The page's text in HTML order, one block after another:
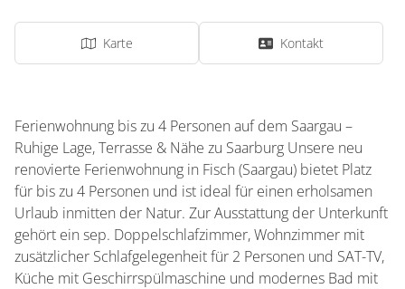
Karte Kontakt
Ferienwohnung bis zu 4 Personen auf dem Saargau –
Ruhige Lage, Terrasse & Nähe zu Saarburg Unsere neu
renovierte Ferienwohnung in Fisch (Saargau) bietet Platz
für bis zu 4 Personen und ist ideal für einen erholsamen
Urlaub inmitten der Natur. Zur Ausstattung der Unterkunft
gehört ein sep. Doppelschlafzimmer, Wohnzimmer mit
zusätzlicher Schlafgelegenheit für 2 Personen und SAT-TV,
Küche mit Geschirrspülmaschine und modernes Bad mit